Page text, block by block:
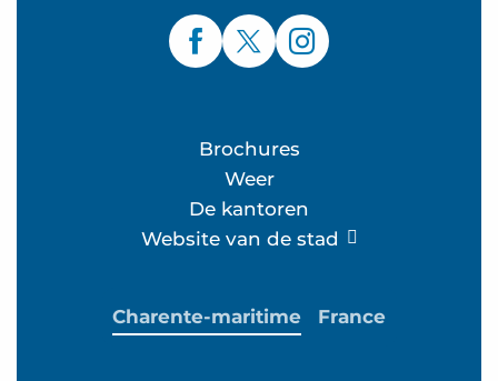
Brochures
Weer
De kantoren
Website van de stad
Charente-maritime France